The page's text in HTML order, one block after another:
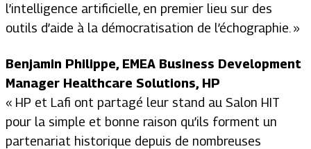
l’intelligence artificielle, en premier lieu sur des
outils d’aide à la démocratisation de l’échographie. »
Benjamin Philippe, EMEA Business Development
Manager Healthcare Solutions, HP
« HP et Lafi ont partagé leur stand au Salon HIT
pour la simple et bonne raison qu’ils forment un
partenariat historique depuis de nombreuses